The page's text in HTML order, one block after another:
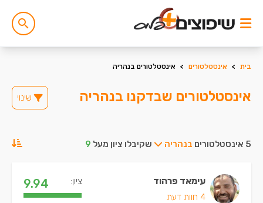
בית > אינסטלטורים > אינסטלטורים בנהריה
אינסטלטורים שבדקנו בנהריה שינוי
5 אינסטלטורים בנהריה שקיבלו ציון מעל 9
עימאד פרהוד
4 חוות דעת
ציון: 9.94